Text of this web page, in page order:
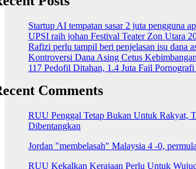
Startup AI tempatan sasar 2 juta pengguna
UPSI raih johan Festival Teater Zon Utara
Rafizi perlu tampil beri penjelasan isu dana
Kontroversi Dana Asing Cetus
117 Pedofil Ditahan, 1.4 Juta Fail
Comments
RUU Penggal Tetap Bukan Untuk Rakyat,
Dibentangkan
Jordan "membelasah" Malaysia 4 -0,
RUU Kekalkan Kerajaan Perlu Untuk